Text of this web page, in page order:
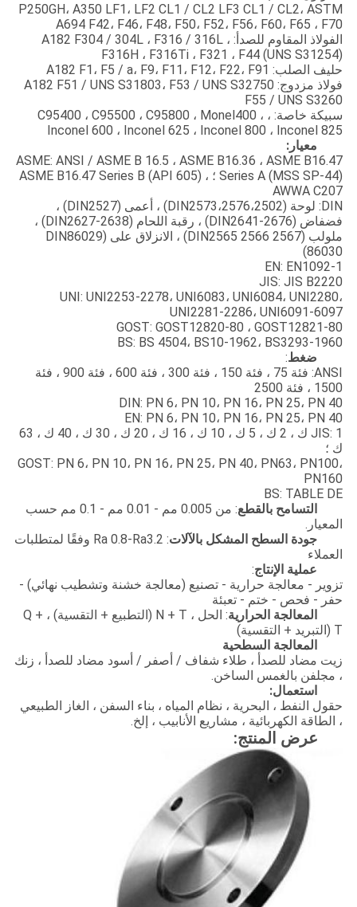
P250GH، A350 LF1، LF2 CL1 / CL2 LF3 CL1 / CL2، ASTM
A694 F42، F46، F48، F50، F52، F56، F60، F65 ، F70
الفولاذ المقاوم للصدأ: A182 F304 / 304L ، F316 / 316L ،
F316H ، F316Ti ، F321 ، F44 (UNS S31254)
حليف الصلب: A182 F1، F5 / a، F9، F11، F12، F22، F91
فولاذ مزدوج: A182 F51 / UNS S31803، F53 / UNS S32750
F55 / UNS S3260
سبيكة خاصة: ، C95400 ، C95500 ، C95800 ، Monel400 ،
Inconel 600 ، Inconel 625 ، Inconel 800 ، Inconel 825
معيار:
ASME: ANSI / ASME B 16.5 ، ASME B16.36 ، ASME B16.47
Series A (MSS SP-44) ؛ ASME B16.47 Series B (API 605) ،
AWWA C207
DIN: لوحة (DIN2573،2576،2502) ، أعمى (DIN2527) ،
فضفاض (DIN2641-2676) ، رقبة اللحام (DIN2627-2638) ،
ملولب (DIN2565 2566 2567) ، الانزلاق على (DIN86029
86030)
EN: EN1092-1
JIS: JIS B2220
UNI: UNI2253-2278، UNI6083، UNI6084، UNI2280،
UNI2281-2286، UNI6091-6097
GOST: GOST12820-80 ، GOST12821-80
BS: BS 4504، BS10-1962، BS3293-1960
ضغط:
ANSI: فئة 75 ، فئة 150 ، فئة 300 ، فئة 600 ، فئة 900 ، فئة
1500 ، فئة 2500
DIN: PN 6، PN 10، PN 16، PN 25، PN 40
EN: PN 6، PN 10، PN 16، PN 25، PN 40
JIS: 1 ك ، 2 ك ، 5 ك ، 10 ك ، 16 ك ، 20 ك ، 30 ك ، 40 ك ، 63
ك ؛
GOST: PN 6، PN 10، PN 16، PN 25، PN 40، PN63، PN100،
PN160
BS: TABLE DE
التسامح بالقطع
: من 0.005 مم - 0.01 مم - 0.1 مم حسب
المعيار.
جودة السطح المشكل بالآلات
: Ra 0.8-Ra3.2 وفقًا لمتطلبات
العملاء
عملية الإنتاج:
تزوير - معالجة حرارية - تصنيع (معالجة خشنة وتشطيب نهائي) -
حفر - فحص - ختم - تعبئة
المعالجة الحرارية
: الحل ، N + T (التطبيع + التقسية) ، Q +
T (التبريد + التقسية)
المعالجة السطحية
زيت مضاد للصدأ ، طلاء شفاف / أصفر / أسود مضاد للصدأ ، زنك
، مجلفن بالغمس الساخن.
استعمال:
حقول النفط ، البحرية ، نظام المياه ، بناء السفن ، الغاز الطبيعي
، الطاقة الكهربائية ، مشاريع الأنابيب ، إلخ.
عرض المنتج: